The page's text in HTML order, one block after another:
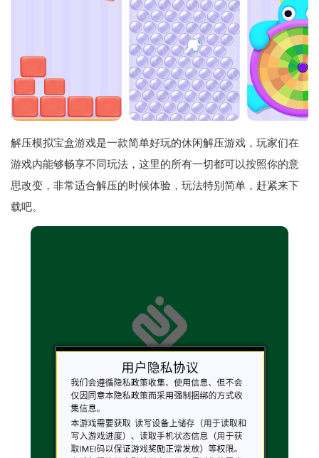
解压模拟宝盒游戏是一款简单好玩的休闲解压游戏，玩家们在
游戏内能够畅享不同玩法，这里的所有一切都可以按照你的意
思改变，非常适合解压的时候体验，玩法特别简单，赶紧来下
载吧。